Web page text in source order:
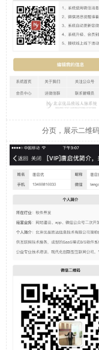
分页，展示二维码